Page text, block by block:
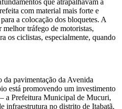
que atrapalhavam a
com material mais forte e
a colocação dos bloquetes. A
tráfego de motoristas,
os ciclistas, especialmente, quando
da pavimentação da Avenida
está promovendo um investimento
a Prefeitura Municipal de Mucuri,
infraestrutura no distrito de Itabatã,